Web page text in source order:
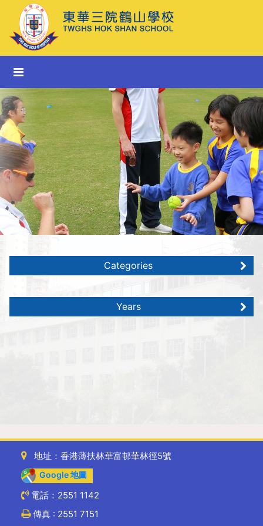
Categories
Years
地址：香港薄扶林華富邨華林徑5號
Google 地圖
電話：2551 1142
傳真 : 2551 7151